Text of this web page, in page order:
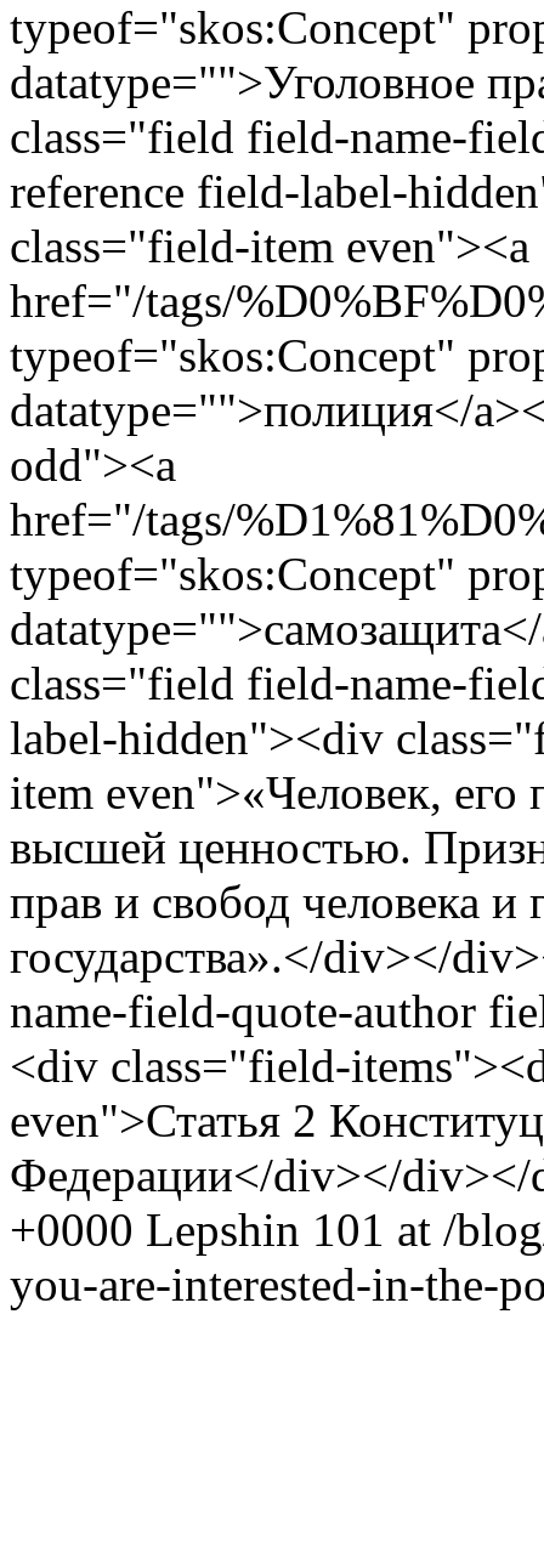
typeof="skos:Concept"
datatype="">Уголовное
class="field field-name-
reference field-label-
class="field-item even"><a
href="/tags/
typeof="skos:Concept"
datatype="">полиция</
odd"><a
href="/tags/
typeof="skos:Concept"
class="field field-name-
label-hidden"><div
item even">«Человек, его
высшей ценностью.
прав и свобод человека и
государства».</div></
name-field-quote-author
<div class="field-
even">Статья 2
Федерации</div></
+0000 Lepshin 101 at /
you-are-interested-in-the-